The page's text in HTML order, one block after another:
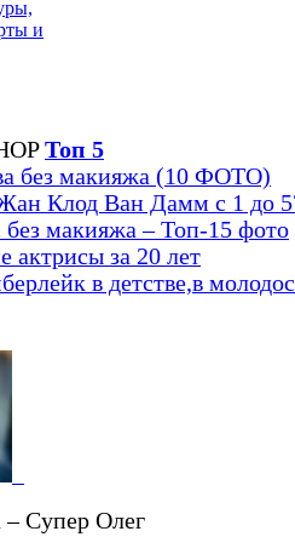
и
Топ 5
без макияжа (10 ФОТО)
Клод Ван Дамм с 1 до
без макияжа – Топ-15 фото
актрисы за 20 лет
в детстве,в
Супер Олег